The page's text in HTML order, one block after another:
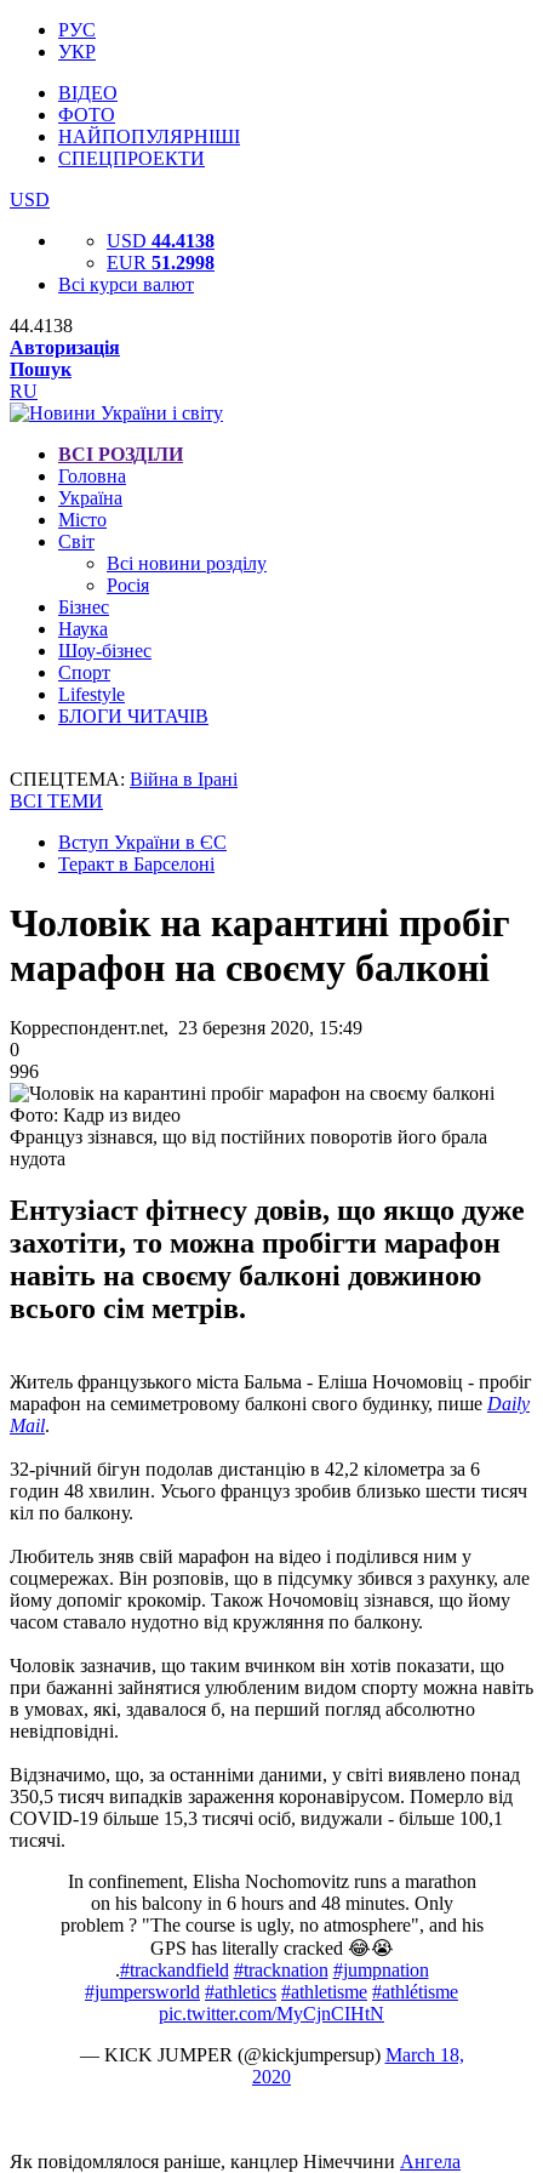
РУС
УКР
ВІДЕО
ФОТО
НАЙПОПУЛЯРНІШІ
СПЕЦПРОЕКТИ
USD
USD 44.4138
EUR 51.2998
Всі курси валют
44.4138
Авторизація
Пошук
RU
ВСІ РОЗДІЛИ
Головна
Україна
Місто
Світ
Всі новини розділу
Росія
Бізнес
Наука
Шоу-бізнес
Спорт
Lifestyle
БЛОГИ ЧИТАЧІВ
СПЕЦТЕМА: Війна в Ірані
ВСІ ТЕМИ
Вступ України в ЄС
Теракт в Барселоні
Чоловік на карантині пробіг
марафон на своєму балконі
Корреспондент.net, 23 березня 2020, 15:49
0
996
Фото: Кадр из видео
Француз зізнався, що від постійних поворотів його брала
нудота
Ентузіаст фітнесу довів, що якщо дуже
захотіти, то можна пробігти марафон
навіть на своєму балконі довжиною
всього сім метрів.
Житель французького міста Бальма - Еліша Ночомовіц - пробіг
марафон на семиметровому балконі свого будинку, пише Daily
Mail.
32-річний бігун подолав дистанцію в 42,2 кілометра за 6
годин 48 хвилин. Усього француз зробив близько шести тисяч
кіл по балкону.
Любитель зняв свій марафон на відео і поділився ним у
соцмережах. Він розповів, що в підсумку збився з рахунку, але
йому допоміг крокомір. Також Ночомовіц зізнався, що йому
часом ставало нудотно від кружляння по балкону.
Чоловік зазначив, що таким вчинком він хотів показати, що
при бажанні зайнятися улюбленим видом спорту можна навіть
в умовах, які, здавалося б, на перший погляд абсолютно
невідповідні.
Відзначимо, що, за останніми даними, у світі виявлено понад
350,5 тисяч випадків зараження коронавірусом. Померло від
COVID-19 більше 15,3 тисячі осіб, видужали - більше 100,1
тисячі.
In confinement, Elisha Nochomovitz runs a marathon
on his balcony in 6 hours and 48 minutes. Only
problem ? "The course is ugly, no atmosphere", and his
GPS has literally cracked 😂😭
.#trackandfield #tracknation #jumpnation
#jumpersworld #athletics #athletisme #athlétisme
pic.twitter.com/MyCjnCIHtN
— KICK JUMPER (@kickjumpersup) March 18,
2020
Як повідомлялося раніше, канцлер Німеччини Ангела